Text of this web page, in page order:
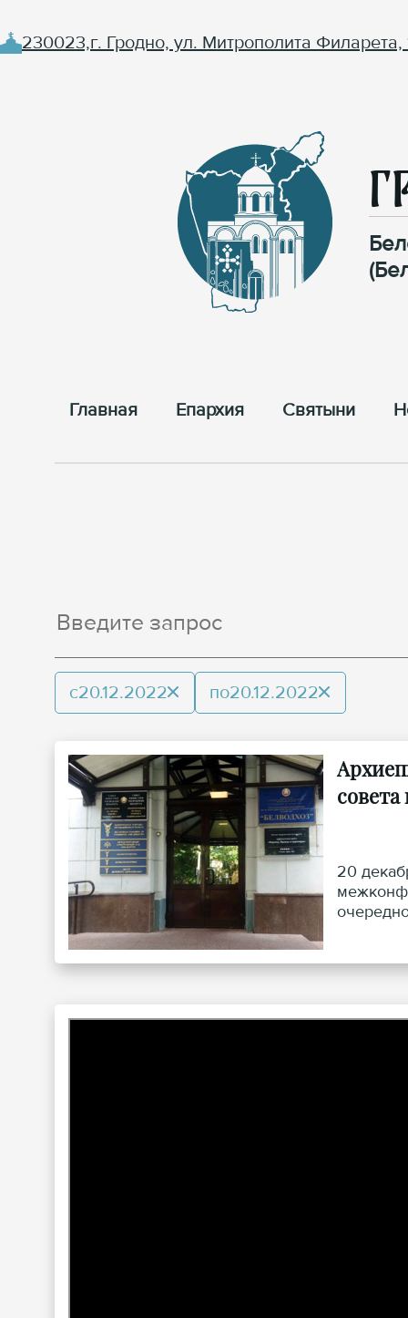
230023,г. Гродно, ул. Митрополита Филарета,
Главная Епархия Cвятыни
с20.12.2022 по20.12.2022
20